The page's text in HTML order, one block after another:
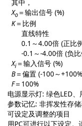
其中，
Xo ＝输出信号 (%)
K＝比例
直线特性
0.1～4.00倍 (正比
-0.1～-4.00倍 (负比
Xi ＝输入信号 (%)
B＝偏置 (-100～
F＝100%
电源显示灯: 绿色LED
参数记忆: 非挥发性存
可设定及调整的项目
用PC可进行以下设定。